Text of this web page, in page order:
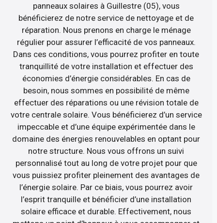
panneaux solaires à Guillestre (05), vous
bénéficierez de notre service de nettoyage et de
réparation. Nous prenons en charge le ménage
régulier pour assurer l’efficacité de vos panneaux.
Dans ces conditions, vous pourrez profiter en toute
tranquillité de votre installation et effectuer des
économies d’énergie considérables. En cas de
besoin, nous sommes en possibilité de même
effectuer des réparations ou une révision totale de
votre centrale solaire. Vous bénéficierez d’un service
impeccable et d’une équipe expérimentée dans le
domaine des énergies renouvelables en optant pour
notre structure. Nous vous offrons un suivi
personnalisé tout au long de votre projet pour que
vous puissiez profiter pleinement des avantages de
l’énergie solaire. Par ce biais, vous pourrez avoir
l’esprit tranquille et bénéficier d’une installation
solaire efficace et durable. Effectivement, nous